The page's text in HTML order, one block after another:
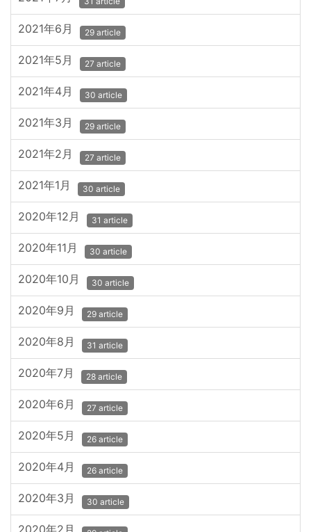
2021年6月 29 article
2021年5月 27 article
2021年4月 30 article
2021年3月 29 article
2021年2月 27 article
2021年1月 30 article
2020年12月 31 article
2020年11月 30 article
2020年10月 30 article
2020年9月 29 article
2020年8月 31 article
2020年7月 28 article
2020年6月 27 article
2020年5月 26 article
2020年4月 26 article
2020年3月 30 article